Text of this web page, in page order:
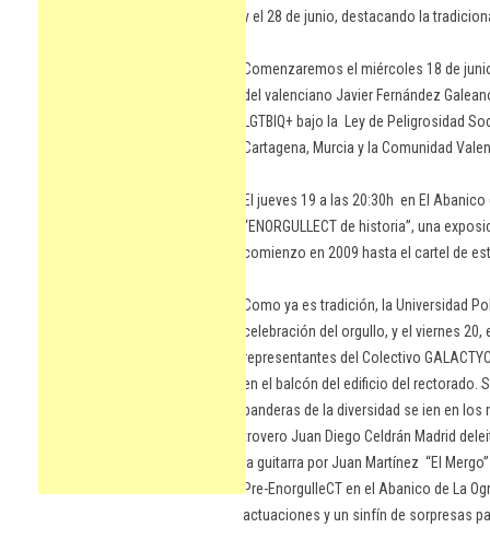
y el 28 de junio, destacando la
Comenzaremos el miércoles 18 de
del valenciano Javier Fernández
LGTBIQ+ bajo la Ley de Peligrosidad
Cartagena, Murcia y la Comunidad
El jueves 19 a las 20:30h en El
“ENORGULLECT de historia”, una
comienzo en 2009 hasta el cartel de
Como ya es tradición, la Universidad
celebración del orgullo, y el viernes
representantes del Colectivo
en el balcón del edificio del rectorado.
banderas de la diversidad se ien en
trovero Juan Diego Celdrán Madrid
la guitarra por Juan Martínez “El
Pre-EnorgulleCT en el Abanico de La
actuaciones y un sinfín de sorpresas